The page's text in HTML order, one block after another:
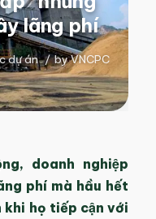
lãng phí
dự án / byVNCPC
doanh nghiệp
phí mà hầu hết
khi họ tiếp cận với